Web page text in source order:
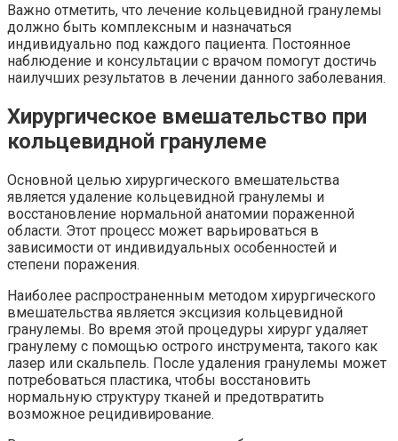
Важно отметить, что лечение кольцевидной гранулемы
должно быть комплексным и назначаться
индивидуально под каждого пациента. Постоянное
наблюдение и консультации с врачом помогут достичь
наилучших результатов в лечении данного заболевания.
Хирургическое вмешательство при
кольцевидной гранулеме
Основной целью хирургического вмешательства
является удаление кольцевидной гранулемы и
восстановление нормальной анатомии пораженной
области. Этот процесс может варьироваться в
зависимости от индивидуальных особенностей и
степени поражения.
Наиболее распространенным методом хирургического
вмешательства является эксцизия кольцевидной
гранулемы. Во время этой процедуры хирург удаляет
гранулему с помощью острого инструмента, такого как
лазер или скальпель. После удаления гранулемы может
потребоваться пластика, чтобы восстановить
нормальную структуру тканей и предотвратить
возможное рецидивирование.